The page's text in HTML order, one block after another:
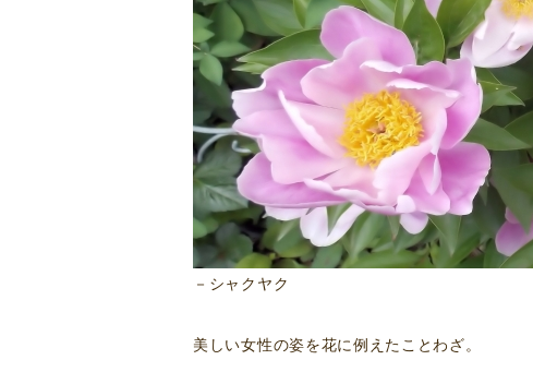
－シャクヤク
美しい女性の姿を花に例えたことわざ。